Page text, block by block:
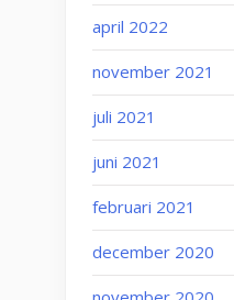
april 2022
november 2021
juli 2021
juni 2021
februari 2021
december 2020